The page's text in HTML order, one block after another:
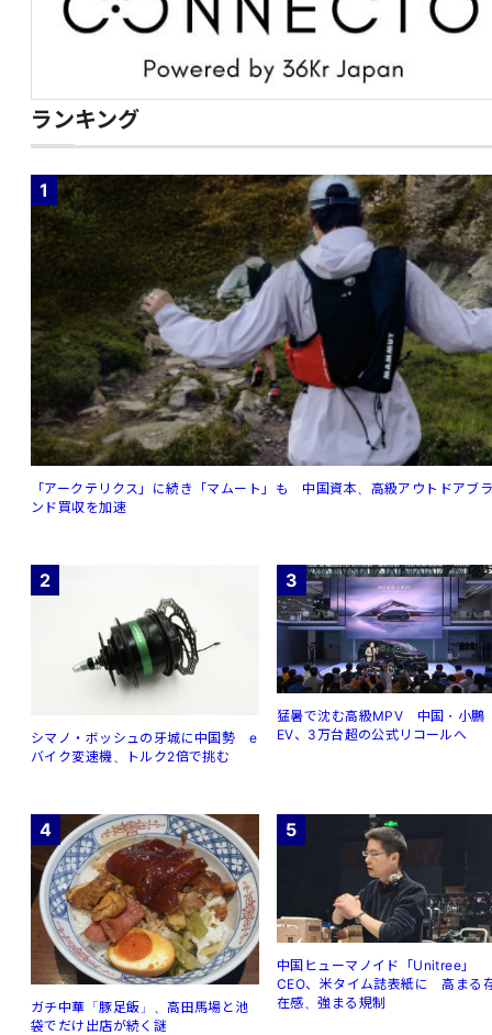
ランキング
1
「アークテリクス」に続き「マムート」も 中国資本、高級アウトドアブ
ンド買収を加速
2
シマノ・ボッシュの牙城に中国勢 e
バイク変速機、トルク2倍で挑む
3
猛暑で沈む高級MPV 中国・小鵬
EV、3万台超の公式リコールへ
4
ガチ中華「豚足飯」、高田馬場と池
袋でだけ出店が続く謎
5
中国ヒューマノイド「Unitree」
CEO、米タイム誌表紙に 高まる
在感、強まる規制